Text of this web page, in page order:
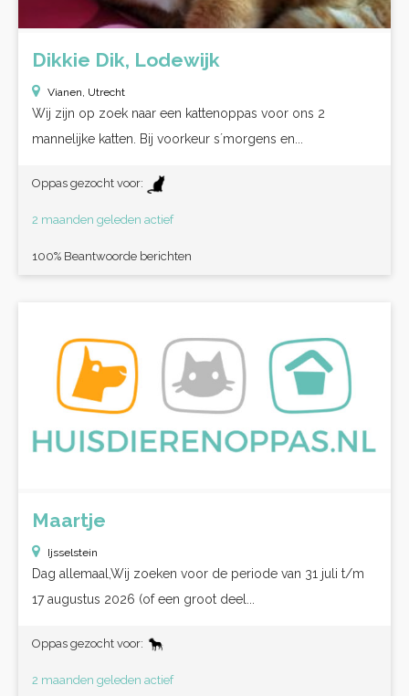
Dikkie Dik, Lodewijk
Vianen, Utrecht
Wij zijn op zoek naar een kattenoppas voor ons 2
mannelijke katten. Bij voorkeur s´morgens en...
Oppas gezocht voor:
2 maanden geleden actief
100% Beantwoorde berichten
Maartje
Ijsselstein
Dag allemaal,Wij zoeken voor de periode van 31 juli t/m
17 augustus 2026 (of een groot deel...
Oppas gezocht voor:
2 maanden geleden actief